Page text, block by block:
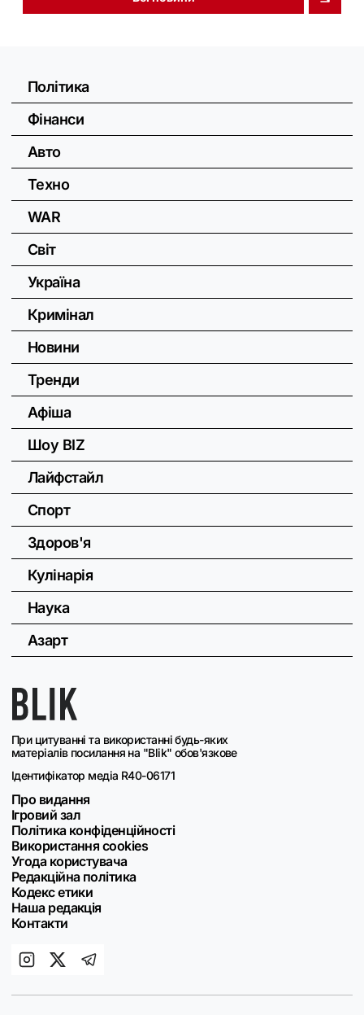
При цитуванні та використанні будь-яких
матеріалів посилання на "Blik" обов'язкове
Ідентифікатор медіа R40-06171
Про видання
Ігровий зал
Політика конфіденційності
Використання cookies
Угода користувача
Редакційна політика
Кодекс етики
Наша редакція
Контакти
Політика
Фінанси
Авто
Техно
WAR
Світ
Україна
Кримінал
Новини
Тренди
Афіша
Шоу BIZ
Лайфстайл
Спорт
Здоров'я
Кулінарія
Наука
Азарт